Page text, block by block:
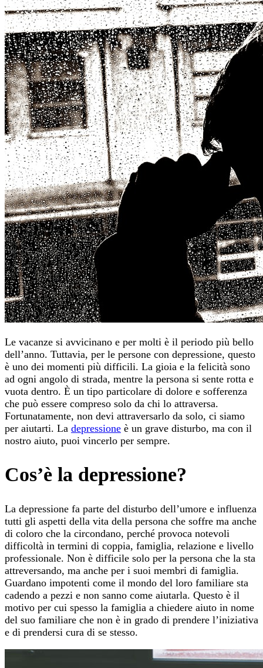
Le vacanze si avvicinano e per molti è il periodo più bello
dell’anno. Tuttavia, per le persone con depressione, questo
è uno dei momenti più difficili. La gioia e la felicità sono
ad ogni angolo di strada, mentre la persona si sente rotta e
vuota dentro. È un tipo particolare di dolore e sofferenza
che può essere compreso solo da chi lo attraversa.
Fortunatamente, non devi attraversarlo da solo, ci siamo
per aiutarti. La depressione è un grave disturbo, ma con il
nostro aiuto, puoi vincerlo per sempre.
Cos’è la depressione?
La depressione fa parte del disturbo dell’umore e influenza
tutti gli aspetti della vita della persona che soffre ma anche
di coloro che la circondano, perché provoca notevoli
difficoltà in termini di coppia, famiglia, relazione e livello
professionale. Non è difficile solo per la persona che la sta
attreversando, ma anche per i suoi membri di famiglia.
Guardano impotenti come il mondo del loro familiare sta
cadendo a pezzi e non sanno come aiutarla. Questo è il
motivo per cui spesso la famiglia a chiedere aiuto in nome
del suo familiare che non è in grado di prendere l’iniziativa
e di prendersi cura di se stesso.